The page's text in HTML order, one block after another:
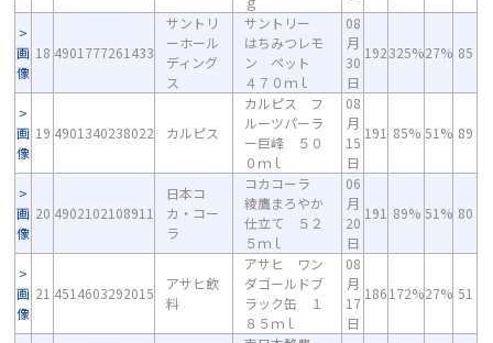
画
像
18 4901777261433
サントリ
ーホール
ディング
ス
サントリー
はちみつレモ
ン ペット
４７０ｍｌ
08
月
30
日
192325%27% 85
画
像
19 4901340238022 カルピス
カルピス フ
ルーツパーラ
ー巨峰 ５０
０ｍｌ
08
月
15
日
191 85% 51% 89
画
像
20 4902102108911
日本コ
カ・コー
ラ
コカコーラ
綾鷹まろやか
仕立て ５２
５ｍｌ
06
月
20
日
191 89% 51% 80
画
像
21 4514603292015
アサヒ飲
料
アサヒ ワン
ダゴールドブ
ラック缶 １
８５ｍｌ
08
月
17
日
186172%27% 51